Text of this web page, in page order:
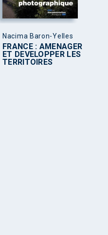
Nacima Baron-Yelles
FRANCE : AMENAGER
ET DEVELOPPER LES
TERRITOIRES